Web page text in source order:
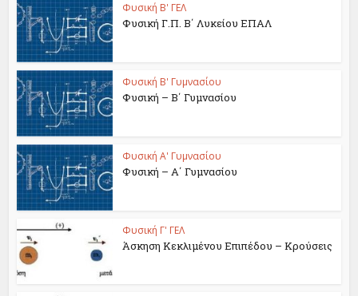
Φυσική Β' ΓΕΛ
Φυσική Γ.Π. Β΄ Λυκείου ΕΠΑΛ
Φυσική Β' Γυμνασίου
Φυσική – Β΄ Γυμνασίου
Φυσική Α' Γυμνασίου
Φυσική – Α΄ Γυμνασίου
Φυσική Γ' ΓΕΛ
Άσκηση Κεκλιμένου Επιπέδου – Κρούσεις